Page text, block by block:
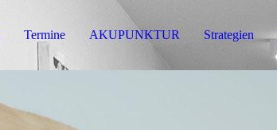
Termine AKUPUNKTUR Strategien